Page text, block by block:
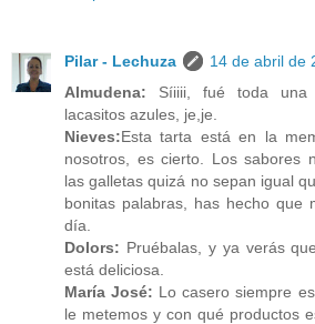
Pilar - Lechuza
14 de abril de
Almudena: Síiiii, fué toda una
lacasitos azules, je,je.
Nieves:Esta tarta está en la
nosotros, es cierto. Los sabores
las galletas quizá no sepan igual
bonitas palabras, has hecho que
día.
Dolors: Pruébalas, y ya verás
está deliciosa.
María José: Lo casero siempre
le metemos y con qué productos